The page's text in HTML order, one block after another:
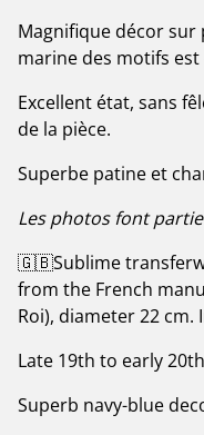
Magnifique décor sur
marine des motifs est
Excellent état, sans
de la pièce.
Superbe patine et
Les photos font
🇬🇧Sublime
from the French
Roi), diameter 22 cm.
Late 19th to early
Superb navy-blue